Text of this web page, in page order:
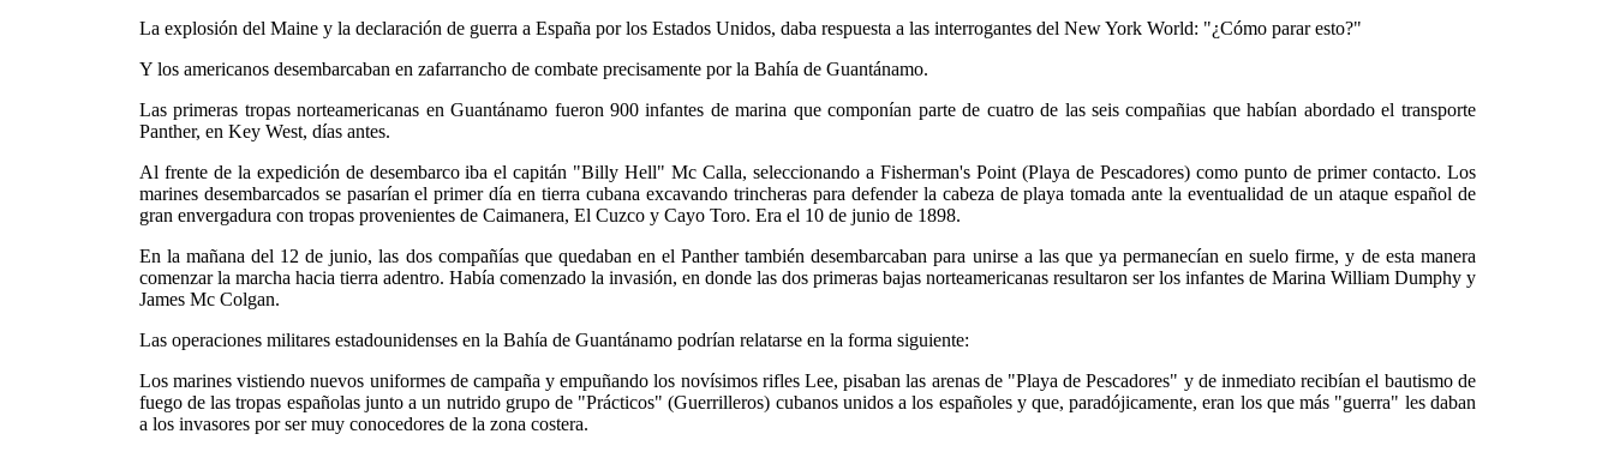
La explosión del Maine y la declaración de guerra a España por los Estados Unidos, daba respuesta a las interrogantes del New York World: "¿Cómo parar esto?"
Y los americanos desembarcaban en zafarrancho de combate precisamente por la Bahía de Guantánamo.
Las primeras tropas norteamericanas en Guantánamo fueron 900 infantes de marina que componían parte de cuatro de las seis compañias que habían abordado el transporte
Panther, en Key West, días antes.
Al frente de la expedición de desembarco iba el capitán "Billy Hell" Mc Calla, seleccionando a Fisherman's Point (Playa de Pescadores) como punto de primer contacto. Los
marines desembarcados se pasarían el primer día en tierra cubana excavando trincheras para defender la cabeza de playa tomada ante la eventualidad de un ataque español de
gran envergadura con tropas provenientes de Caimanera, El Cuzco y Cayo Toro. Era el 10 de junio de 1898.
En la mañana del 12 de junio, las dos compañías que quedaban en el Panther también desembarcaban para unirse a las que ya permanecían en suelo firme, y de esta manera
comenzar la marcha hacia tierra adentro. Había comenzado la invasión, en donde las dos primeras bajas norteamericanas resultaron ser los infantes de Marina William Dumphy y
James Mc Colgan.
Las operaciones militares estadounidenses en la Bahía de Guantánamo podrían relatarse en la forma siguiente:
Los marines vistiendo nuevos uniformes de campaña y empuñando los novísimos rifles Lee, pisaban las arenas de "Playa de Pescadores" y de inmediato recibían el bautismo de
fuego de las tropas españolas junto a un nutrido grupo de "Prácticos" (Guerrilleros) cubanos unidos a los españoles y que, paradójicamente, eran los que más "guerra" les daban
a los invasores por ser muy conocedores de la zona costera.